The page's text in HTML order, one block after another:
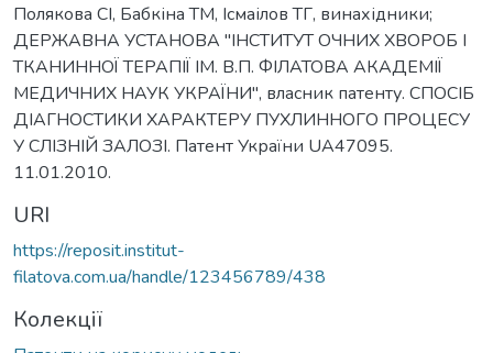
Полякова СІ, Бабкіна ТМ, Ісмаілов ТГ, винахідники;
ДЕРЖАВНА УСТАНОВА "ІНСТИТУТ ОЧНИХ ХВОРОБ І
ТКАНИННОЇ ТЕРАПІЇ ІМ. В.П. ФІЛАТОВА АКАДЕМІЇ
МЕДИЧНИХ НАУК УКРАЇНИ", власник патенту. СПОСІБ
ДІАГНОСТИКИ ХАРАКТЕРУ ПУХЛИННОГО ПРОЦЕСУ
У СЛІЗНІЙ ЗАЛОЗІ. Патент України UA47095.
11.01.2010.
URI
https://reposit.institut-
filatova.com.ua/handle/123456789/438
Колекції